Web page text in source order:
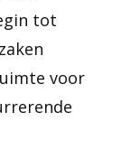
tot
voor